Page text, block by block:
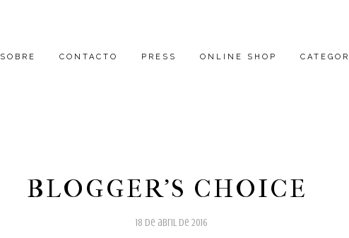
SOBRE CONTACTO PRESS ONLINE SHOP
BLOGGER'S CHOICE
18 de abril de 2016